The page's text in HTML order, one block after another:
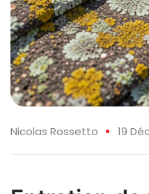
Nicolas Rossetto 19